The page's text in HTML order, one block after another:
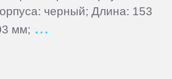
черный; Длина: 153
мм;